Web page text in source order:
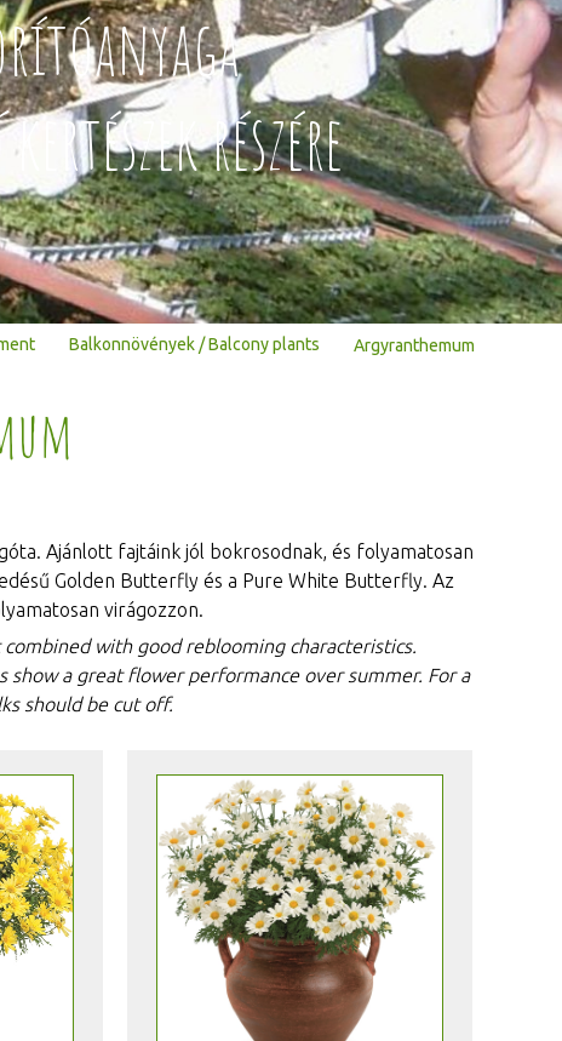
részére
Balkonnövények / Balcony plants Argyranthemum
Ajánlott fajtáink jól bokrosodnak, és folyamatosan
Golden Butterfly és a Pure White Butterfly. Az
virágozzon.
with good reblooming characteristics.
a great flower performance over summer. For a
should be cut off.